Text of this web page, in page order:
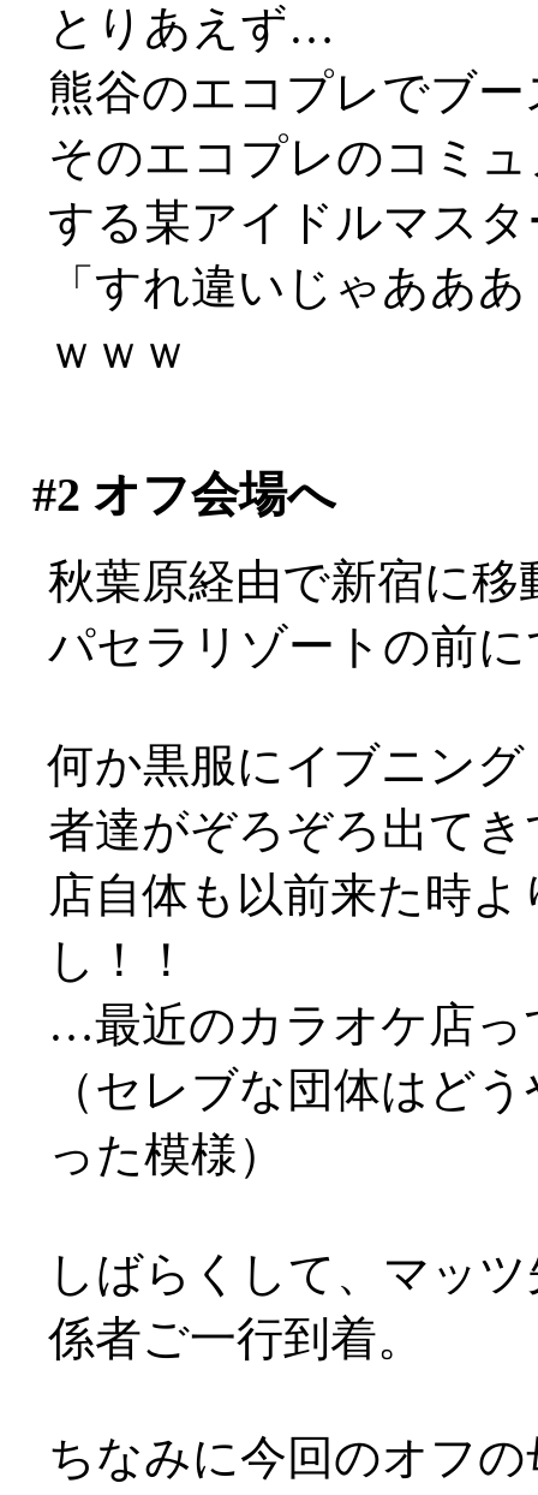
とりあえず…
熊谷のエコプレでブ
そのエコプレのコミ
する某アイドルマス
「すれ違いじゃああ
ｗｗｗ
#2 オフ会場へ
秋葉原経由で新宿に移
パセラリゾートの前
何か黒服にイブニン
者達がぞろぞろ出て
店自体も以前来た時
し！！
…最近のカラオケ店
（セレブな団体はど
った模様）
しばらくして、マッ
係者ご一行到着。
ちなみに今回のオフ